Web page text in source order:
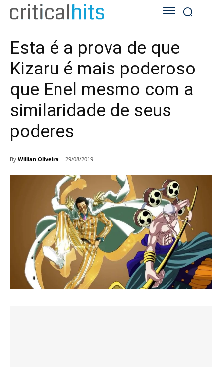
Esta é a prova de que
Kizaru é mais poderoso
que Enel mesmo com a
similaridade de seus
poderes
By Willian Oliveira 29/08/2019